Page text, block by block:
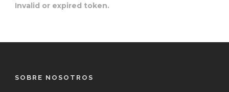
Invalid or expired token.
SOBRE NOSOTROS